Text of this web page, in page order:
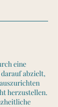
eine
abzielt,
herzustellen.